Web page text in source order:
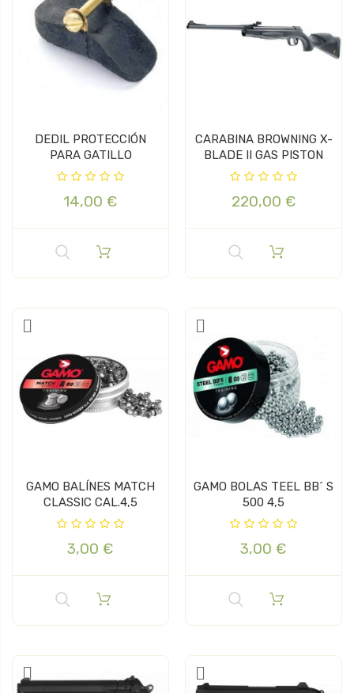
DEDIL PROTECCIÓN
PARA GATILLO
14,00 €
CARABINA BROWNING X-
BLADE II GAS PISTON
220,00 €
GAMO BALÍNES MATCH
CLASSIC CAL.4,5
3,00 €
GAMO BOLAS TEEL BB´ S
500 4,5
3,00 €